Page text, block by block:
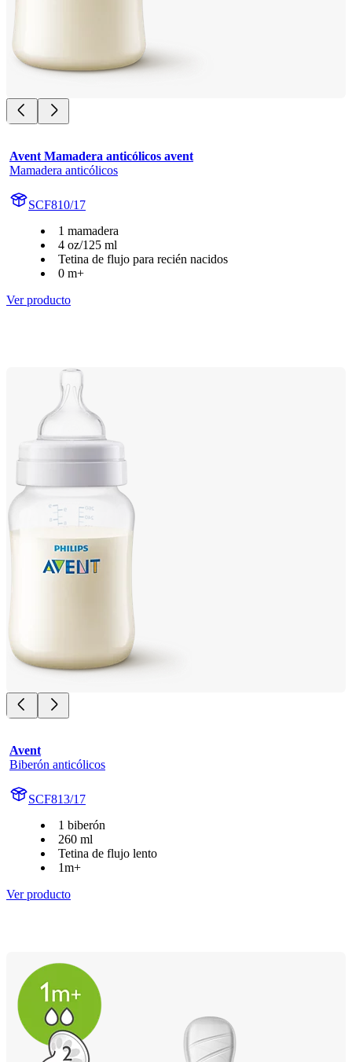
Avent Mamadera anticólicos avent
Mamadera anticólicos
SCF810/17
1 mamadera
4 oz/125 ml
Tetina de flujo para recién nacidos
0 m+
Ver producto
Avent
Biberón anticólicos
SCF813/17
1 biberón
260 ml
Tetina de flujo lento
1m+
Ver producto